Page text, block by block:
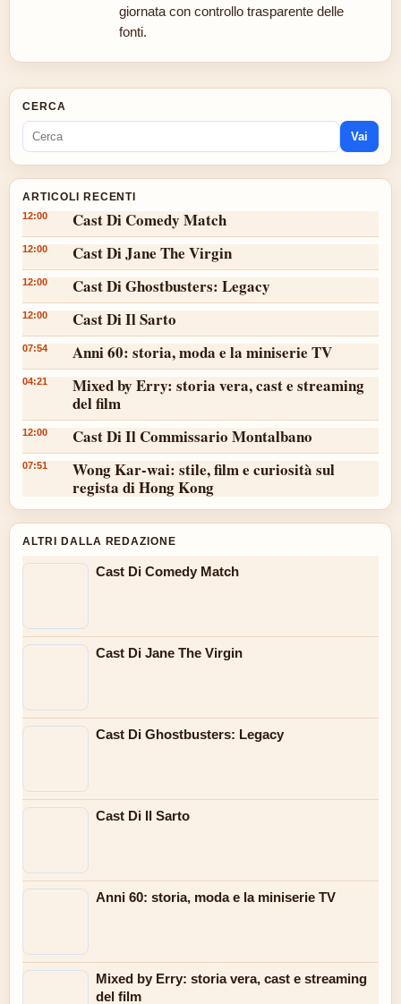
giornata con controllo trasparente delle
fonti.
CERCA
Vai
ARTICOLI RECENTI
12:00 Cast Di Comedy Match
12:00 Cast Di Jane The Virgin
12:00 Cast Di Ghostbusters: Legacy
12:00 Cast Di Il Sarto
07:54 Anni 60: storia, moda e la miniserie TV
04:21
Mixed by Erry: storia vera, cast e streaming
del film
12:00 Cast Di Il Commissario Montalbano
07:51
Wong Kar-wai: stile, film e curiosità sul
regista di Hong Kong
ALTRI DALLA REDAZIONE
Cast Di Comedy Match
Cast Di Jane The Virgin
Cast Di Ghostbusters: Legacy
Cast Di Il Sarto
Anni 60: storia, moda e la miniserie TV
Mixed by Erry: storia vera, cast e streaming
del film